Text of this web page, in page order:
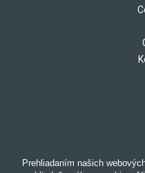
Prehliadaním našich